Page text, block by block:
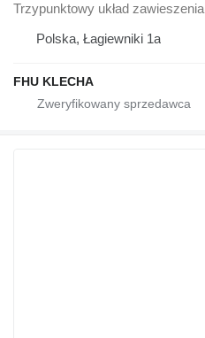
Trzypunktowy układ zawieszenia
Polska, Łagiewniki 1a
FHU KLECHA